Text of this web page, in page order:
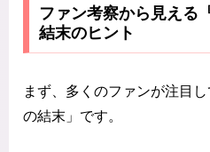
ファン考察から見える
結末のヒント
まず、多くのファンが注目
の結末」です。